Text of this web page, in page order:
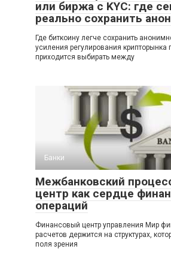
или биржа с KYC: где
реально сохранить
Где биткоину легче сохранить
усиления регулирования крипторынка
приходится выбирать между
Банки
Межбанковский
центр как сердце
операций
Финансовый центр управления Мир
расчетов держится на структурах,
поля зрения